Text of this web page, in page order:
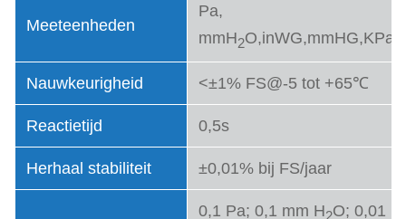
Meeteenheden
Pa,
mmH2
Nauwkeurigheid <±1% FS@-5 tot +65℃
Reactietijd 0,5s
Herhaal stabiliteit ±0,01% bij FS/jaar
0,1 Pa; 0,1 mm H2O; 0,01